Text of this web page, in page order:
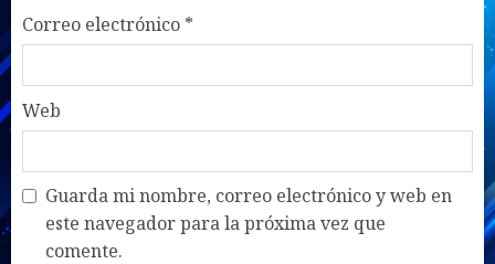
Correo electrónico *
Web
Guarda mi nombre, correo electrónico y web en
este navegador para la próxima vez que
comente.